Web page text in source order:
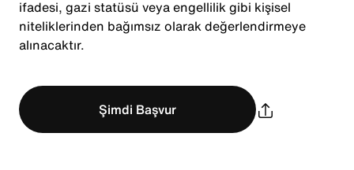
ifadesi, gazi statüsü veya engellilik gibi kişisel
niteliklerinden bağımsız olarak değerlendirmeye
alınacaktır.
Şimdi Başvur